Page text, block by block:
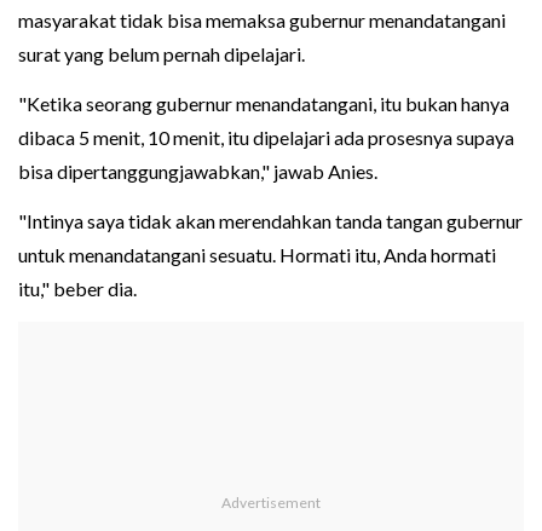
masyarakat tidak bisa memaksa gubernur menandatangani
surat yang belum pernah dipelajari.
"Ketika seorang gubernur menandatangani, itu bukan hanya
dibaca 5 menit, 10 menit, itu dipelajari ada prosesnya supaya
bisa dipertanggungjawabkan," jawab Anies.
"Intinya saya tidak akan merendahkan tanda tangan gubernur
untuk menandatangani sesuatu. Hormati itu, Anda hormati
itu," beber dia.